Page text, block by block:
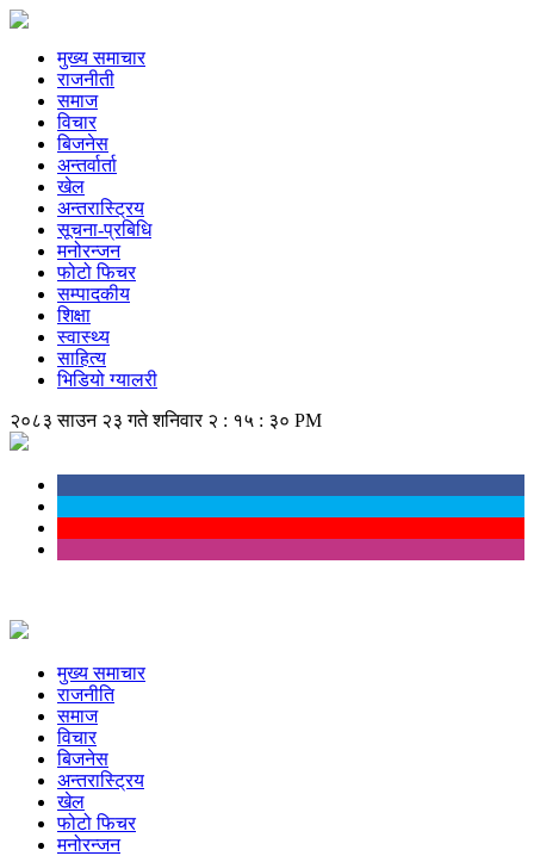
मुख्य समाचार
राजनीती
समाज
विचार
बिजनेस
अन्तर्वार्ता
खेल
अन्तरास्ट्रिय
सूचना-प्रबिधि
मनोरन्जन
फोटो फिचर
सम्पादकीय
शिक्षा
स्वास्थ्य
साहित्य
भिडियो ग्यालरी
२०८३ साउन २३ गते शनिवार २ : १५ : ३१ PM
मुख्य समाचार
राजनीति
समाज
विचार
बिजनेस
अन्तरास्ट्रिय
खेल
फोटो फिचर
मनोरन्जन